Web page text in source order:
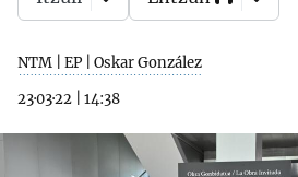
NTM | EP | Oskar González
23·03·22
14:38